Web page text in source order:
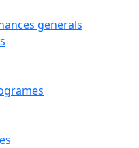
generals